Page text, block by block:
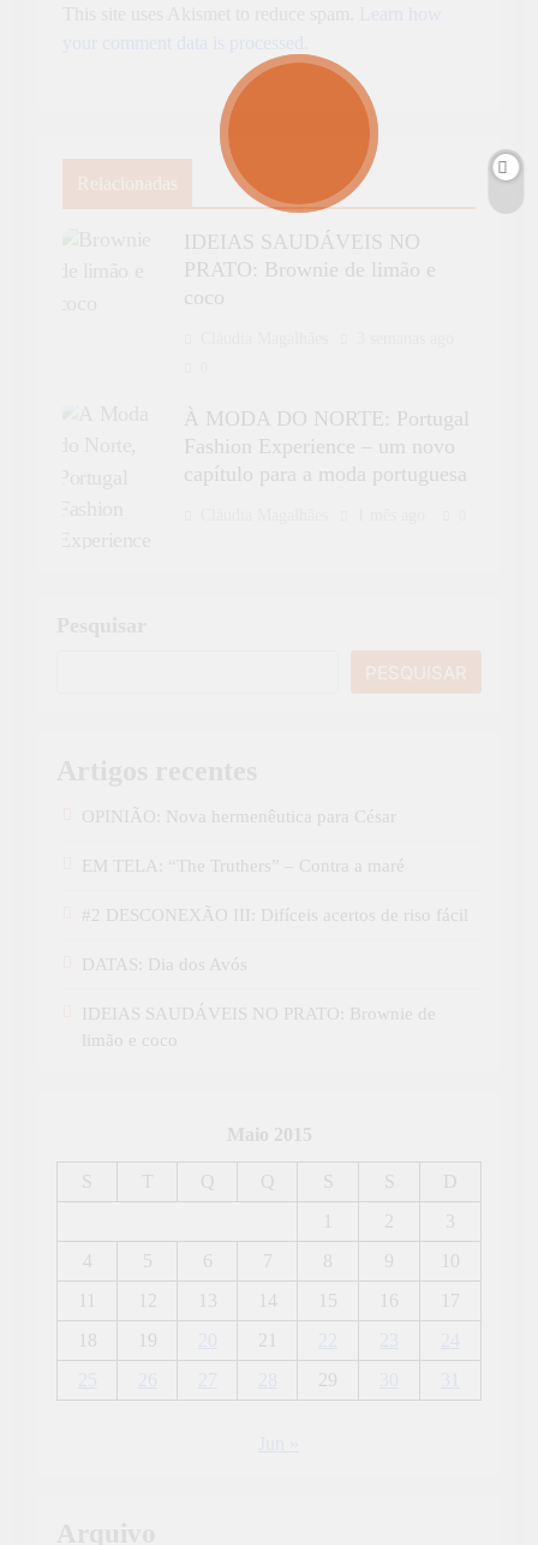
Relacionadas
IDEIAS SAUDÁVEIS NO
PRATO: Brownie de limão e
coco
À MODA DO NORTE: Portugal
Fashion Experience – um novo
capítulo para a moda portuguesa
PESQUISAR
OPINIÃO: Nova hermenêutica para César
EM TELA: “The Truthers” – Contra a maré
#2 DESCONEXÃO III: Difíceis acertos de riso fácil
DATAS: Dia dos Avós
IDEIAS SAUDÁVEIS NO PRATO: Brownie de
limão e coco
Maio 2015
S T Q Q S S
D
1
2
3
4
5 6 7 8 9
10
11
12 13 14 15 16
17
18
19 21
29